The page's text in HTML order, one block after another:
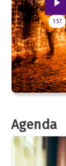
1:57
Agenda